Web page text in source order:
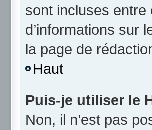
sont incluses
d’informations sur
la page de
Haut
Puis-je utiliser le
Non, il n’est pas